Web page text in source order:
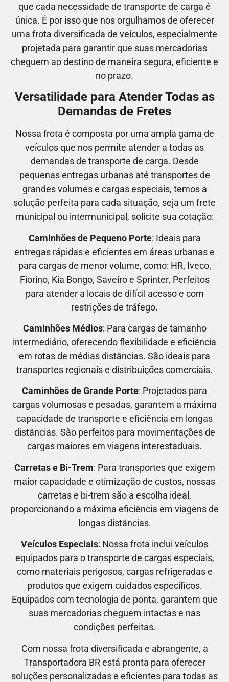
que cada necessidade de transporte de carga é
única. É por isso que nos orgulhamos de oferecer
uma frota diversificada de veículos, especialmente
projetada para garantir que suas mercadorias
cheguem ao destino de maneira segura, eficiente e
no prazo.
Versatilidade para Atender Todas as
Demandas de Fretes
Nossa frota é composta por uma ampla gama de
veículos que nos permite atender a todas as
demandas de transporte de carga. Desde
pequenas entregas urbanas até transportes de
grandes volumes e cargas especiais, temos a
solução perfeita para cada situação, seja um frete
municipal ou intermunicipal, solicite sua cotação:
Caminhões de Pequeno Porte: Ideais para
entregas rápidas e eficientes em áreas urbanas e
para cargas de menor volume, como: HR, Iveco,
Fiorino, Kia Bongo, Saveiro e Sprinter. Perfeitos
para atender a locais de difícil acesso e com
restrições de tráfego.
Caminhões Médios: Para cargas de tamanho
intermediário, oferecendo flexibilidade e eficiência
em rotas de médias distâncias. São ideais para
transportes regionais e distribuições comerciais.
Caminhões de Grande Porte: Projetados para
cargas volumosas e pesadas, garantem a máxima
capacidade de transporte e eficiência em longas
distâncias. São perfeitos para movimentações de
cargas maiores em viagens interestaduais.
Carretas e Bi-Trem: Para transportes que exigem
maior capacidade e otimização de custos, nossas
carretas e bi-trem são a escolha ideal,
proporcionando a máxima eficiência em viagens de
longas distâncias.
Veículos Especiais: Nossa frota inclui veículos
equipados para o transporte de cargas especiais,
como materiais perigosos, cargas refrigeradas e
produtos que exigem cuidados específicos.
Equipados com tecnologia de ponta, garantem que
suas mercadorias cheguem intactas e nas
condições perfeitas.
Com nossa frota diversificada e abrangente, a
Transportadora BR está pronta para oferecer
soluções personalizadas e eficientes para todas as